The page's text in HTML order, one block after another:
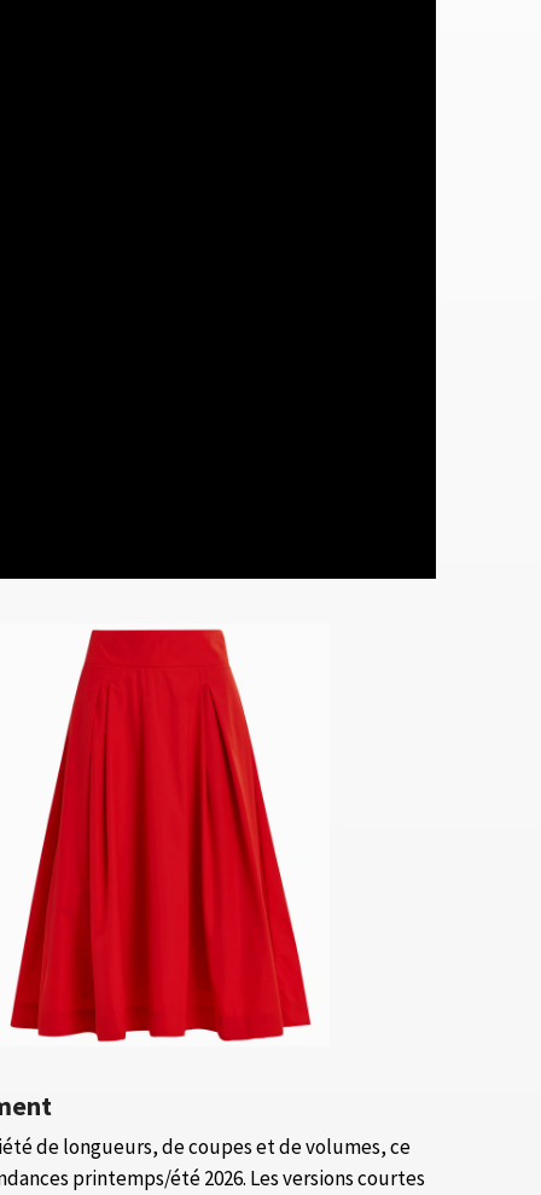
de longueurs, de coupes et de volumes, ce
printemps/été 2026. Les versions courtes